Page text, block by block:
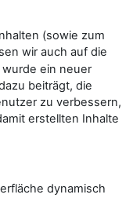
(sowie zum
wir auch auf die
wurde ein neuer
beiträgt, die
zu verbessern,
erstellten Inhalte
dynamisch